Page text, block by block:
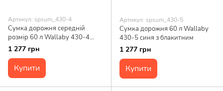
Артикул: spsum_430-4
Сумка дорожня середній
розмір 60 л Wallaby 430-4
синя
1 277 грн
Купити
Артикул: spsum_430-5
Сумка дорожня 60 л Wallaby
430-5 синя з блакитним
1 277 грн
Купити